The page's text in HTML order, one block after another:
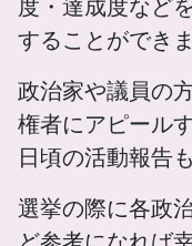
度・達成度など
することができま
政治家や議員の
権者にアピール
日頃の活動報告
選挙の際に各政